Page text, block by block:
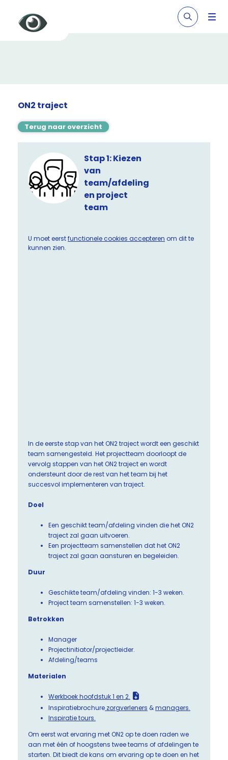
ON2 traject
Terug naar overzicht
Stap 1: Kiezen
van
team/afdeling
en project
team
U moet eerstfunctionele cookies accepteren om dit te
kunnen zien.
In de eerste stap van het ON2 traject wordt een geschikt
team samengesteld. Het projectteam doorloopt de
vervolg stappen van het ON2 traject en wordt
ondersteunt door de rest van het team bij het
succesvol implementeren van traject.
Doel
Een geschikt team/afdeling vinden die het ON2
traject zal gaan uitvoeren.
Een projectteam samenstellen dat het ON2
traject zal gaan aansturen en begeleiden.
Duur
Geschikte team/afdeling vinden: 1-3 weken.
Project team samenstellen: 1-3 weken.
Betrokken
Manager
Projectinitiator/projectleider.
Afdeling/teams
Materialen
Werkboek hoofdstuk 1 en 2.
Inspiratiebrochure zorgverleners &managers.
Inspiratie tours.
Om eerst wat ervaring met ON2 op te doen raden we
aan met één of hoogstens twee teams of afdelingen te
starten. Dit biedt de kans om ervaring op te doen en het